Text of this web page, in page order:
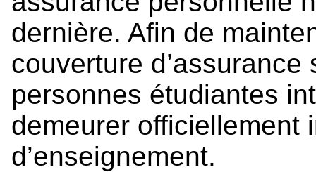
dernière. Afin de
couverture
personnes étudiantes
demeurer officiellement
d’enseignement.